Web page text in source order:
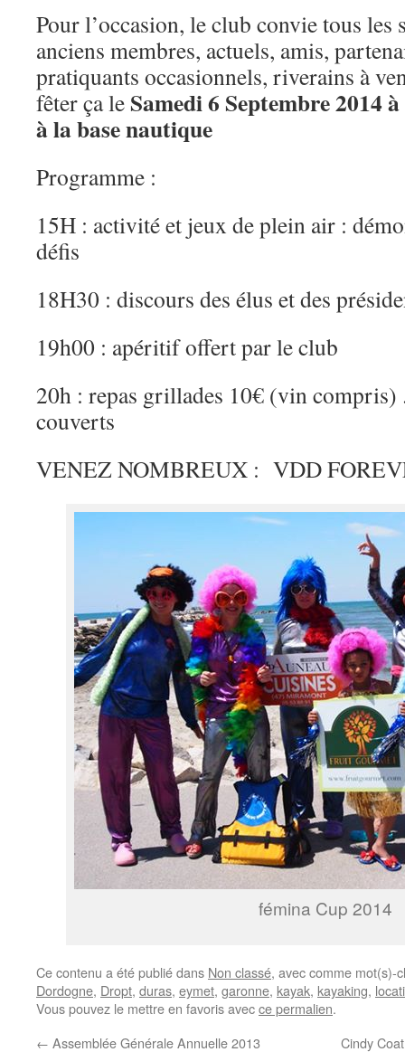
Pour l’occasion, le club convie tous
anciens membres, actuels, amis,
pratiquants occasionnels, riverains à
fêter ça le Samedi 6 Septembre 2014
à la base nautique
Programme :
15H : activité et jeux de plein air :
défis
18H30 : discours des élus et des
19h00 : apéritif offert par le club
20h : repas grillades 10€ (vin compris)
couverts
VENEZ NOMBREUX : VDD
fémina Cup 2014
Ce contenu a été publié dans Non classé, avec comme mot(s)-
Dordogne, Dropt, duras, eymet, garonne, kayak, kayaking,
Vous pouvez le mettre en favoris avecce permalien.
← Assemblée Générale Annuelle 2013 Cindy